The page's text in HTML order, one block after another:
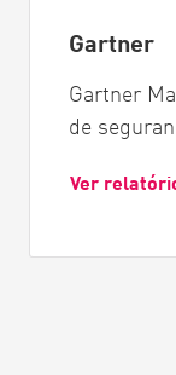
Gartner
Gartner
de
Ver